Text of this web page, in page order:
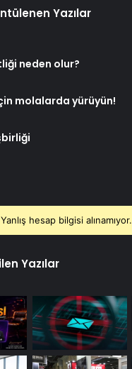
Yazılar
neden olur?
için molalarda yürüyün!
hesap bilgisi alınamıyor.
Yazılar